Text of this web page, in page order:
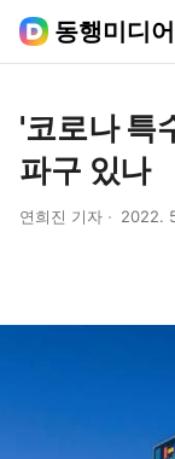
동행미디
'코로나 특
파구 있나
연희진 기자 2022.